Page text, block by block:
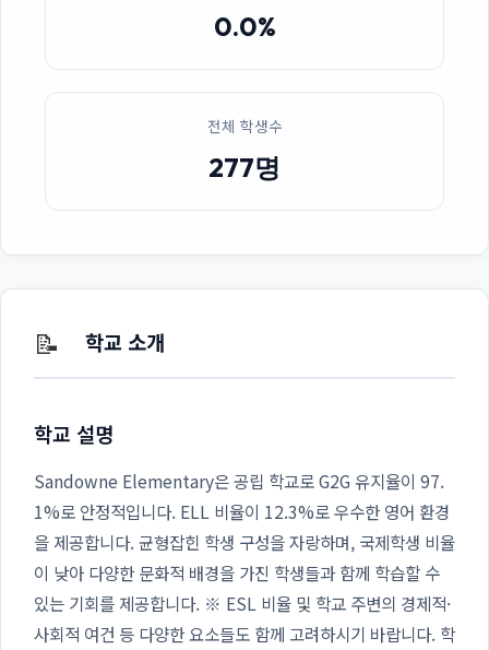
0.0%
전체 학생수
277명
📝 학교 소개
학교 설명
Sandowne Elementary은 공립 학교로 G2G 유지율이 97.
1%로 안정적입니다. ELL 비율이 12.3%로 우수한 영어 환경
을 제공합니다. 균형잡힌 학생 구성을 자랑하며, 국제학생 비율
이 낮아 다양한 문화적 배경을 가진 학생들과 함께 학습할 수
있는 기회를 제공합니다. ※ ESL 비율 및 학교 주변의 경제적·
사회적 여건 등 다양한 요소들도 함께 고려하시기 바랍니다. 학